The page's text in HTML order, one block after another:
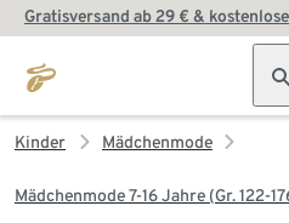
Gratisversand ab 29 € &
Kinder Mädchenmode
Mädchenmode 7-16 Jahre (Gr. 122-